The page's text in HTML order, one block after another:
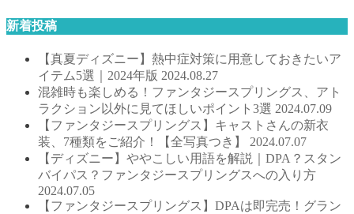
新着投稿
【真夏ディズニー】熱中症対策に用意しておきたいア
イテム5選｜2024年版 2024.08.27
混雑時も楽しめる！ファンタジースプリングス、アト
ラクション以外に見てほしいポイント3選 2024.07.09
【ファンタジースプリングス】キャストさんの新衣
装、7種類をご紹介！【全写真つき】 2024.07.07
【ディズニー】ややこしい用語を解説｜DPA？スタン
バイパス？ファンタジースプリングスへの入り方
2024.07.05
【ファンタジースプリングス】DPAは即完売！グラン